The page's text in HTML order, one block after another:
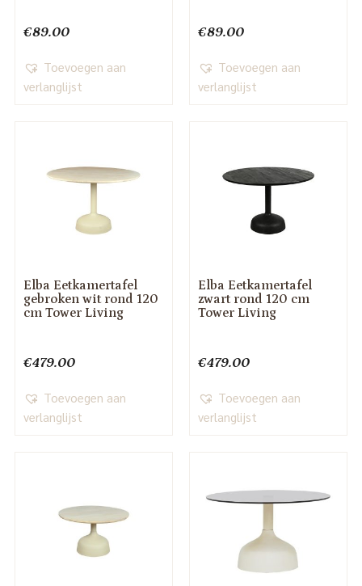
€89.00
Toevoegen aan
verlanglijst
€89.00
Toevoegen aan
verlanglijst
Elba Eetkamertafel
gebroken wit rond 120
cm Tower Living
€479.00
Toevoegen aan
verlanglijst
Elba Eetkamertafel
zwart rond 120 cm
Tower Living
€479.00
Toevoegen aan
verlanglijst